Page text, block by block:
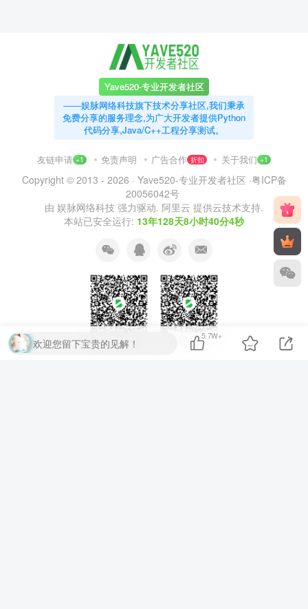
Yave520-专业开发者社区
——娱脉网络科技旗下技术分享社区,我们秉承
免费分享的服务理念,为广大开发者提供Python
代码分享,Java/C++工程分享测试。
友链申请 +1 免责声明 广告合作 折扣 关于我们 +1
Copyright © 2013 - 2026 · Yave520-专业开发者社区 ·粤ICP备
20056042号
由 娱脉网络科技 强力驱动. 阿里云 提供云技术支持.
本站已安全运行: 13年128天8小时40分5秒
扫码加QQ群 扫码加微信
欢迎您留下宝贵的见解！
5.7W+